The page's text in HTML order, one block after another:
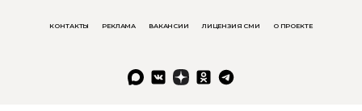
КОНТАКТЫ РЕКЛАМА ВАКАНСИИ ЛИЦЕНЗИЯ СМИ О ПРОЕКТЕ